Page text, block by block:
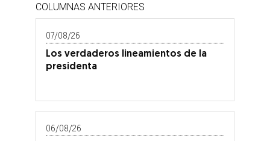
COLUMNAS ANTERIORES
07/08/26
Los verdaderos lineamientos de la
presidenta
06/08/26